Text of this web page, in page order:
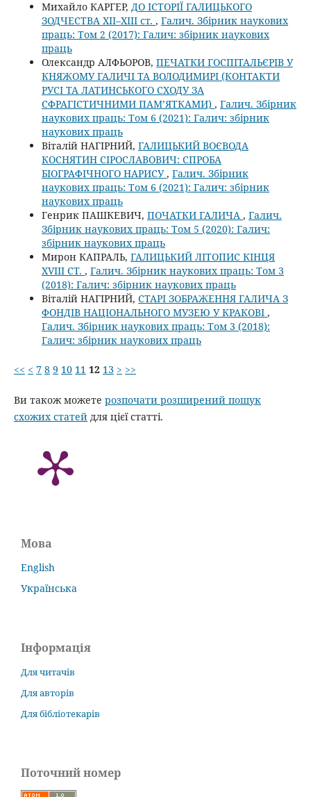
Михайло КАРГЕР, ДО ІСТОРІЇ ГАЛИЦЬКОГО
ЗОДЧЕСТВА ХІІ–ХІІІ ст. , Галич. Збірник наукових
праць: Том 2 (2017): Галич: збірник наукових
праць
Олександр АЛФЬОРОВ, ПЕЧАТКИ ГОСПІТАЛЬЄРІВ У
КНЯЖОМУ ГАЛИЧІ ТА ВОЛОДИМИРІ (КОНТАКТИ
РУСІ ТА ЛАТИНСЬКОГО СХОДУ ЗА
СФРАГІСТИЧНИМИ ПАМ’ЯТКАМИ) , Галич. Збірник
наукових праць: Том 6 (2021): Галич: збірник
наукових праць
Віталій НАГІРНИЙ, ГАЛИЦЬКИЙ ВОЄВОДА
КОСНЯТИН СІРОСЛАВОВИЧ: СПРОБА
БІОГРАФІЧНОГО НАРИСУ, Галич. Збірник
наукових праць: Том 6 (2021): Галич: збірник
наукових праць
Генрик ПАШКЕВИЧ, ПОЧАТКИ ГАЛИЧА , Галич.
Збірник наукових праць: Том 5 (2020): Галич:
збірник наукових праць
Мирон КАПРАЛЬ, ГАЛИЦЬКИЙ ЛІТОПИС КІНЦЯ
XVIII СТ. , Галич. Збірник наукових праць: Том 3
(2018): Галич: збірник наукових праць
Віталій НАГІРНИЙ, СТАРІ ЗОБРАЖЕННЯ ГАЛИЧА З
ФОНДІВ НАЦІОНАЛЬНОГО МУЗЕЮ У КРАКОВІ ,
Галич. Збірник наукових праць: Том 3 (2018):
Галич: збірник наукових праць
<< < 7 8 9 10 11 12 13 > >>
Ви також можете розпочати розширений пошук
схожих статейдля цієї статті.
Мова
English
Українська
Інформація
Для читачів
Для авторів
Для бібліотекарів
Поточний номер